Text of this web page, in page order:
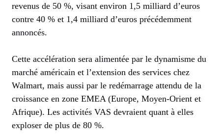
revenus de 50 %, visant environ 1,5 milliard d’euros
contre 40 % et 1,4 milliard d’euros précédemment
annoncés.
Cette accélération sera alimentée par le dynamisme du
marché américain et l’extension des services chez
Walmart, mais aussi par le redémarrage attendu de la
croissance en zone EMEA (Europe, Moyen-Orient et
Afrique). Les activités VAS devraient quant à elles
exploser de plus de 80 %.